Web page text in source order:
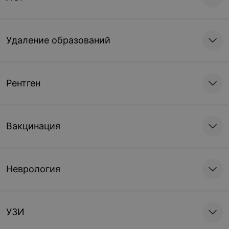
Удаление образований
Рентген
Вакцинация
Неврология
УЗИ